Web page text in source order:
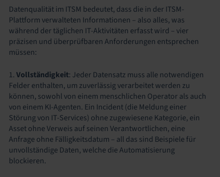
Datenqualität im ITSM bedeutet, dass die in der ITSM-
Plattform verwalteten Informationen – also alles, was
während der täglichen IT-Aktivitäten erfasst wird – vier
präzisen und überprüfbaren Anforderungen entsprechen
müssen:
1.Vollständigkeit: Jeder Datensatz muss alle notwendigen
Felder enthalten, um zuverlässig verarbeitet werden zu
können, sowohl von einem menschlichen Operator als auch
von einem KI-Agenten. Ein Incident (die Meldung einer
Störung von IT-Services) ohne zugewiesene Kategorie, ein
Asset ohne Verweis auf seinen Verantwortlichen, eine
Anfrage ohne Fälligkeitsdatum – all das sind Beispiele für
unvollständige Daten, welche die Automatisierung
blockieren.